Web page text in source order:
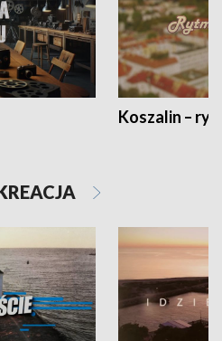
Koszalin –